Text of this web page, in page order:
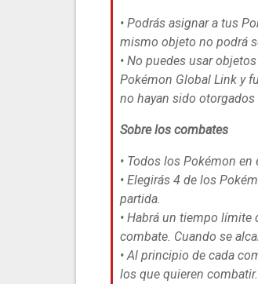
• Podrás asignar a tus
mismo objeto no podrá
• No puedes usar
Pokémon Global Link y
no hayan sido
Sobre los combates
• Todos los Pokémon
• Elegirás 4 de los
partida.
• Habrá un tiempo
combate. Cuando se
• Al principio de cada
los que quieren combatir.